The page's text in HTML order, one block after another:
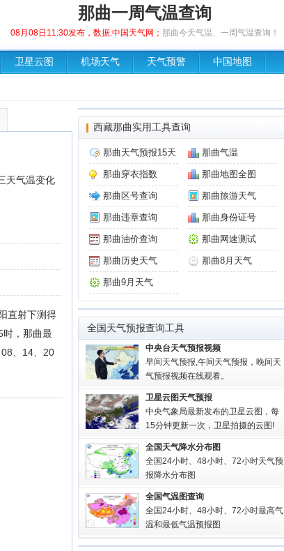
那曲一周气温查询
08月08日11:30发布，数据:中国天气网； 那曲今天气温、一周气温查询！
卫星云图 机场天气 天气预警 中国地图
天气温变化
直射下测得
时，那曲最
、14、20
西藏那曲实用工具查询
那曲天气预报15天 那曲气温
那曲穿衣指数 那曲地图全图
那曲区号查询 那曲旅游天气
那曲违章查询 那曲身份证号
那曲油价查询 那曲网速测试
那曲历史天气 那曲8月天气
那曲9月天气
全国天气预报查询工具
中央台天气预报视频
早间天气预报,午间天气预报，晚间天
气预报视频在线观看。
卫星云图天气预报
中央气象局最新发布的卫星云图，每
15分钟更新一次，卫星拍摄的云图!
全国天气降水分布图
全国24小时、48小时、72小时天气预
报降水分布图
全国气温图查询
全国24小时、48小时、72小时最高气
温和最低气温预报图